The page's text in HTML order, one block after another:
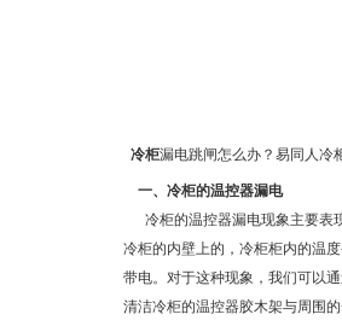
冷柜漏电跳闸怎么办？易同人冷
一、冷柜的温控器漏电
冷柜的温控器漏电现象主要表
冷柜的内壁上的，冷柜柜内的温
带电。对于这种现象，我们可以
清洁冷柜的温控器胶木架与周围